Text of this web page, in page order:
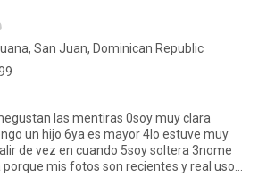
San Juan, Dominican Republic
las mentiras 0soy muy clara
un hijo 6ya es mayor 4lo estuve muy
de vez en cuando 5soy soltera 3nome
mis fotos son recientes y real uso